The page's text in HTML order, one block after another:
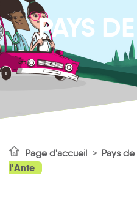
PAYS
Page d'accueil Pays de
l'Ante